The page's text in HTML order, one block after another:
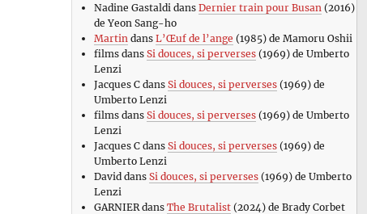
Nadine Gastaldi dans Dernier train pour Busan (2016)
de Yeon Sang-ho
Martin dans L’Œuf de l’ange (1985) de Mamoru Oshii
filmsdans Si douces, si perverses(1969) de Umberto
Lenzi
Jacques Cdans Si douces, si perverses(1969) de
Umberto Lenzi
filmsdans Si douces, si perverses(1969) de Umberto
Lenzi
Jacques Cdans Si douces, si perverses(1969) de
Umberto Lenzi
David dans Si douces, si perverses(1969) de Umberto
Lenzi
GARNIERdans The Brutalist(2024) de Brady Corbet